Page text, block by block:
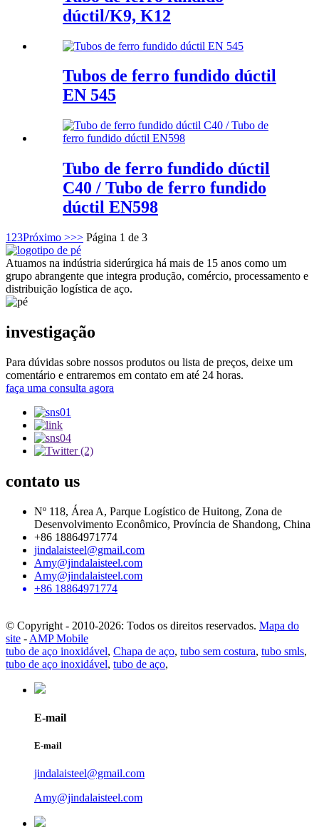
dúctil/K9, K12
Tubos de ferro fundido dúctil
EN 545
Tubo de ferro fundido dúctil
C40 / Tubo de ferro fundido
dúctil EN598
1 23Próximo >>> Página 1 de 3
Atuamos na indústria siderúrgica há mais de 15 anos como um
grupo abrangente que integra produção, comércio, processamento e
distribuição logística de aço.
investigação
Para dúvidas sobre nossos produtos ou lista de preços, deixe um
comentário e entraremos em contato em até 24 horas.
faça uma consulta agora
contato us
Nº 118, Área A, Parque Logístico de Huitong, Zona de
Desenvolvimento Econômico, Província de Shandong, China
+86 18864971774
jindalaisteel@gmail.com
Amy@jindalaisteel.com
Amy@jindalaisteel.com
+86 18864971774
© Copyright - 2010-2026: Todos os direitos reservados. Mapa do
site - AMP Mobile
tubo de aço inoxidável, Chapa de aço, tubo sem costura, tubo smls,
tubo de aço inoxidável, tubo de aço,
E-mail
E-mail
jindalaisteel@gmail.com
Amy@jindalaisteel.com